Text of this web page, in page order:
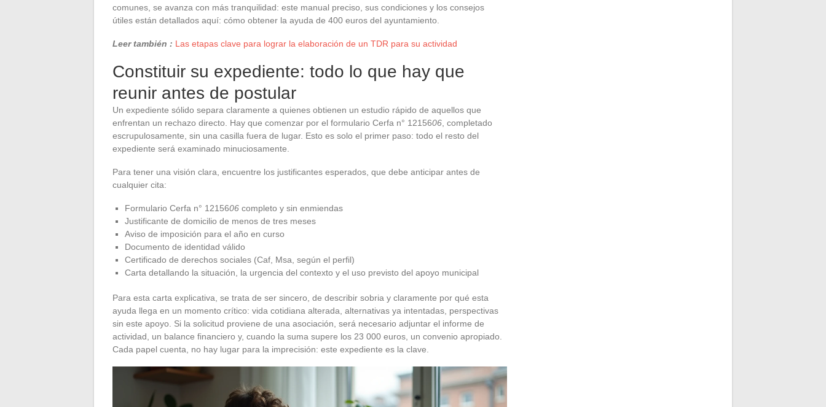
comunes, se avanza con más tranquilidad: este manual preciso, sus condiciones y los consejos
útiles están detallados aquí: cómo obtener la ayuda de 400 euros del ayuntamiento.
Leer también : Las etapas clave para lograr la elaboración de un TDR para su actividad
Constituir su expediente: todo lo que hay que
reunir antes de postular
Un expediente sólido separa claramente a quienes obtienen un estudio rápido de aquellos que
enfrentan un rechazo directo. Hay que comenzar por el formulario Cerfa n° 1215606 , completado
escrupulosamente, sin una casilla fuera de lugar. Esto es solo el primer paso: todo el resto del
expediente será examinado minuciosamente.
Para tener una visión clara, encuentre los justificantes esperados, que debe anticipar antes de
cualquier cita:
Formulario Cerfa n° 1215606 completo y sin enmiendas
Justificante de domicilio de menos de tres meses
Aviso de imposición para el año en curso
Documento de identidad válido
Certificado de derechos sociales (Caf, Msa, según el perfil)
Carta detallando la situación, la urgencia del contexto y el uso previsto del apoyo municipal
Para esta carta explicativa, se trata de ser sincero, de describir sobria y claramente por qué esta
ayuda llega en un momento crítico: vida cotidiana alterada, alternativas ya intentadas, perspectivas
sin este apoyo. Si la solicitud proviene de una asociación, será necesario adjuntar el informe de
actividad, un balance financiero y, cuando la suma supere los 23 000 euros, un convenio apropiado.
Cada papel cuenta, no hay lugar para la imprecisión: este expediente es la clave.